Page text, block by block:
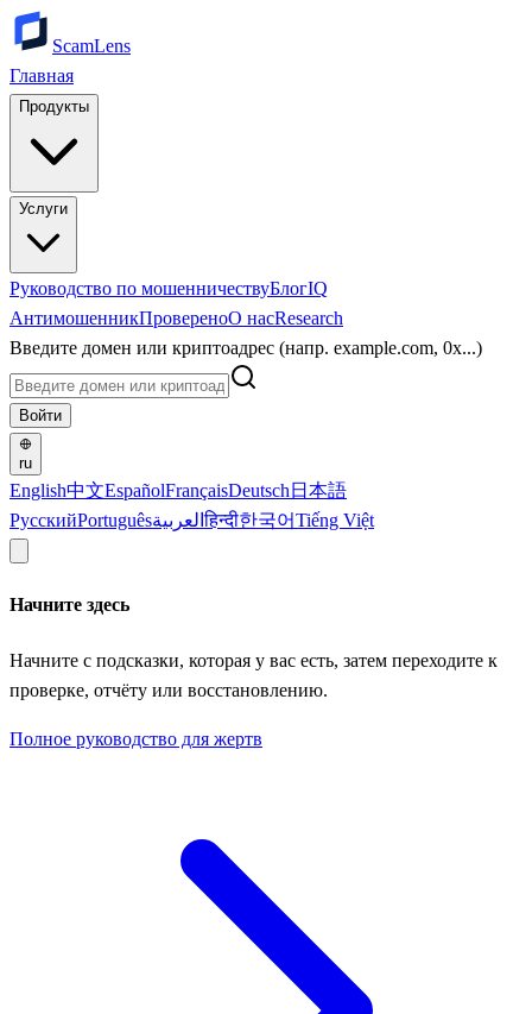
ScamLens
Главная
Продукты
Услуги
Руководство по мошенничествуБлогIQ
АнтимошенникПровереноО насResearch
Введите домен или криптоадрес (напр. example.com, 0x...)
Войти
ru
English中文EspañolFrançaisDeutsch 日本語
РусскийPortuguêsالعربيةहिन्दी한국어Tiếng Việt
Начните здесь
Начните с подсказки, которая у вас есть, затем переходите к
проверке, отчёту или восстановлению.
Полное руководство для жертв